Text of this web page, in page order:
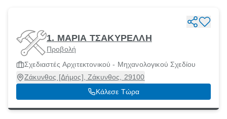
1. ΜΑΡΙΑ ΤΣΑΚΥΡΕΛΛΗ
Προβολή
Σχεδιαστές Αρχιτεκτονικού - Μηχανολογικού Σχεδίου
Ζάκυνθος [Δήμος], Ζάκυνθος, 29100
Κάλεσε Τώρα